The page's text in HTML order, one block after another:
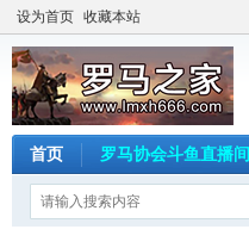
设为首页 收藏本站
首页 罗马协会斗鱼直播间